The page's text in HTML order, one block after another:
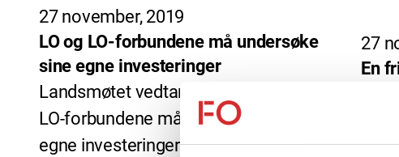
27 november, 2019
LO og LO-forbundene må undersøke
sine egne investeringer
Landsmøtet vedtar uttalelsen «LO og
LO-forbundene må undersøke sine
egne investeringer».
27
En